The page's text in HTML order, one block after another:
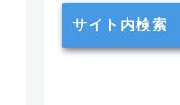
サイト内検索